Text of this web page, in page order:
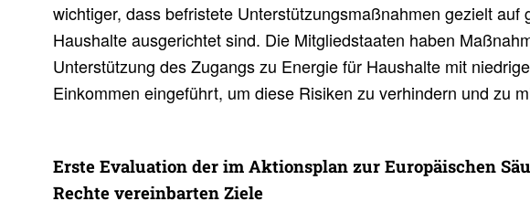
wichtiger, dass befristete Unterstützungsmaßnahmen gezielt auf
Haushalte ausgerichtet sind. Die Mitgliedstaaten haben
Unterstützung des Zugangs zu Energie für Haushalte mit
Einkommen eingeführt, um diese Risiken zu verhindern und zu
Erste Evalua­tion der im Akti­ons­plan zur Euro­päi­schen
Rechte verein­barten Ziele